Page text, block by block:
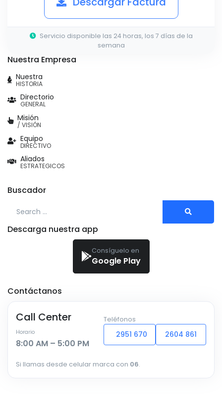
Servicio disponible las 24 horas, los 7 días de la
semana
Nuestra Empresa
Nuestra
HISTORIA
Directorio
GENERAL
Misión
/ VISIÓN
Equipo
DIRECTIVO
Aliados
ESTRATEGICOS
Buscador
Descarga nuestra app
Consíguelo en
Google Play
Contáctanos
Call Center
Horario
8:00 AM – 5:00 PM
Teléfonos
2951 670 2604 861
Si llamas desde celular marca con 06.